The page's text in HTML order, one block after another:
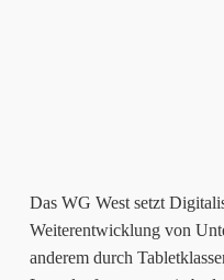
Das WG West setzt
Weiterentwicklung von
anderem durch